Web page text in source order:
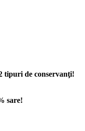
tipuri de conservanţi!
sare!